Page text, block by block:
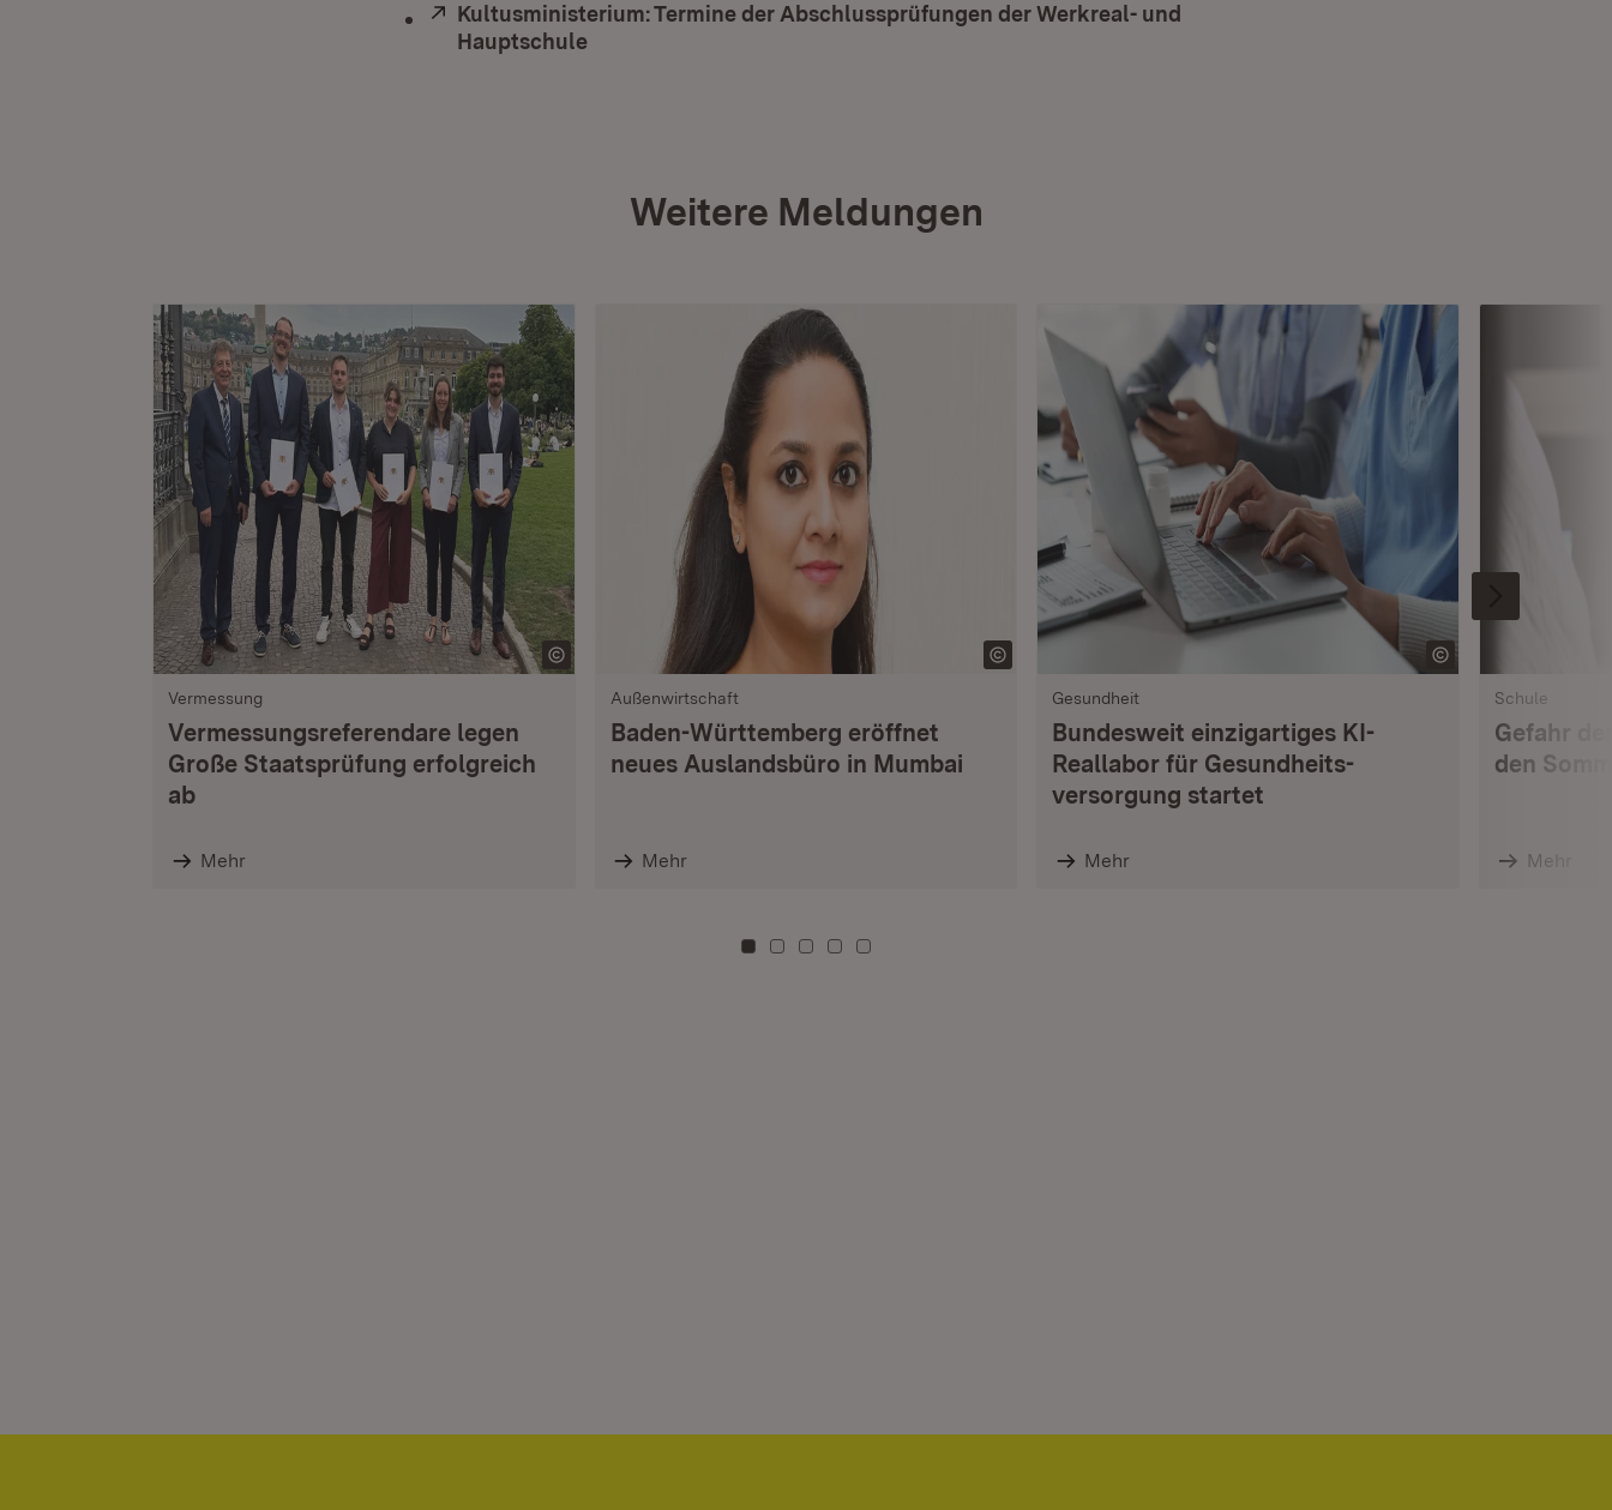
Extern:
Kultusministerium: Termine der Abschlussprüfungen der Werkreal- und
Hauptschule
Weitere Meldungen
Vermessung
Vermessungsreferendare legen
Große Staatsprüfung erfolgreich
ab
Mehr
Außenwirtschaft
Baden-Württemberg eröffnet
neues Auslandsbüro in Mumbai
Mehr
Gesundheit
Bundesweit einzigartiges KI-
Reallabor für Gesundheits­
versorgung startet
Mehr
Schule
Gefahr
den
Mehr
Zu Kachel: 0
Zu Kachel: 3
Zu Kachel: 6
Zu Kachel: 9
Zu Kachel: 12